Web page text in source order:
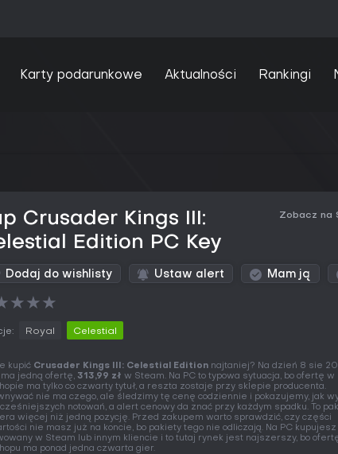
Karty podarunkowe Aktualności Rankingi
Crusader Kings III:
Edition PC Key
Zobacz na
Dodaj do wishlisty Ustaw alert Mam ją
★★★
Royal Celestial
kupić Crusader Kings III: Celestial Edition najtaniej? Na dzień 8 sie
ma jedną ofertę, 313,99 zł w Steam. Na PC to typowa sytuacja, bo ofertę w
ma tylko co czwarty tytuł, a reszta zostaje przy sklepie producenta.
nie ma czego, ale śledzimy tę cenę codziennie i pokazujemy, jak
notowań, a alert cenowy da znać przy każdym spadku. To
więcej niż jedną pozycję. Przed zakupem warto sprawdzić, czy części
nie masz już na koncie, bo pakiety tego nie odliczają. Na PC kupujesz
w Steam lub innym kliencie i to tutaj rynek jest najszerszy, bo
ma ponad jedna czwarta gier.